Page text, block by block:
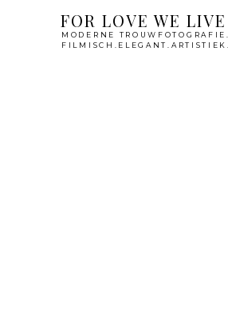
FOR LOVE WE LIVE
MODERNE TROUWFOTOGRAFIE.
FILMISCH.ELEGANT.ARTISTIEK.